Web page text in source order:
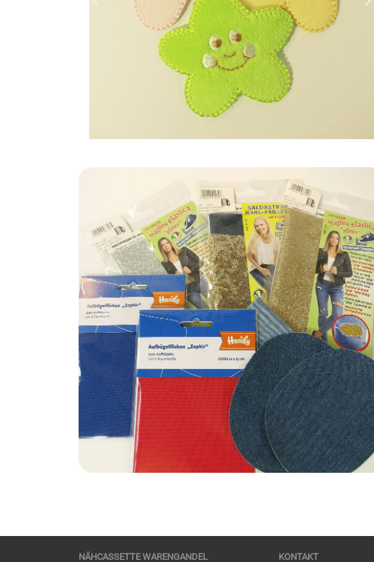
NÄHCASSETTE WARENGANDEL KONTAKT